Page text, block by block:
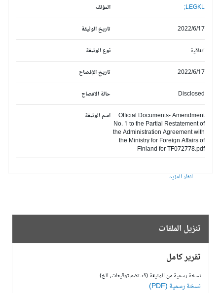
المؤلف LEGKL;
تاريخ الوثيقة 2022/6/17
نوع الوثيقة اتفاقية
تاريخ الإفصاح 2022/6/17
حالة الافصاح Disclosed
اسم الوثيقة
Official Documents- Amendment
No. 1 to the Partial Restatement of
the Administration Agreement with
the Ministry for Foreign Affairs of
Finland for TF072778.pdf
انظر المزيد
تنزيل الملفات
تقرير كامل
نسخة رسمية من الوثيقة (قد تضم توقيعات، الخ)
نسخة رسمية (PDF)